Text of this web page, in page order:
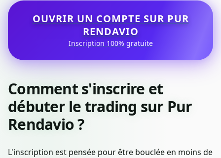
OUVRIR UN COMPTE SUR PUR
RENDAVIO
Inscription 100% gratuite
Comment s'inscrire et
débuter le trading sur Pur
Rendavio ?
L'inscription est pensée pour être bouclée en moins de